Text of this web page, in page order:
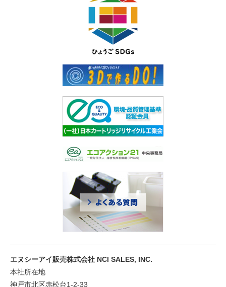
エヌシーアイ販売株式会社 NCI SALES, INC.
本社所在地
神戸市北区赤松台1-2-33